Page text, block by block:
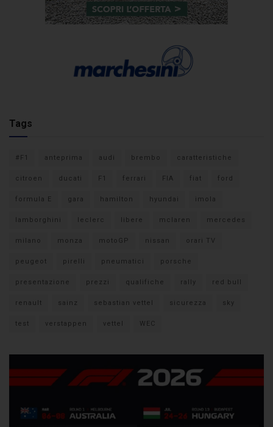
Tags
#F1 anteprima audi brembo caratteristiche
citroen ducati F1 ferrari FIA fiat ford
formula E gara hamilton hyundai imola
lamborghini leclerc libere mclaren mercedes
milano monza motoGP nissan orari TV
peugeot pirelli pneumatici porsche
presentazione prezzi qualifiche rally red bull
renault sainz sebastian vettel sicurezza sky
test verstappen vettel WEC